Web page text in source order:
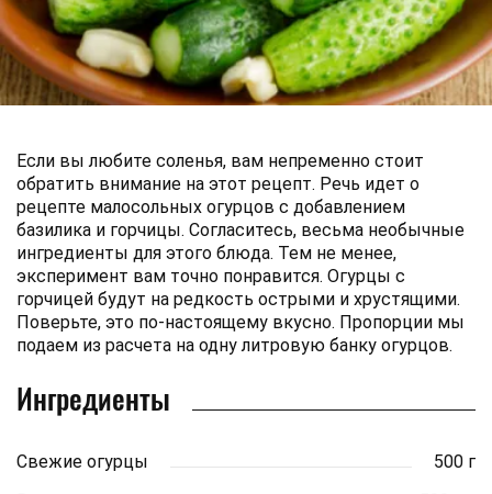
Если вы любите соленья, вам непременно стоит
обратить внимание на этот рецепт. Речь идет о
рецепте малосольных огурцов с добавлением
базилика и горчицы. Согласитесь, весьма необычные
ингредиенты для этого блюда. Тем не менее,
эксперимент вам точно понравится. Огурцы с
горчицей будут на редкость острыми и хрустящими.
Поверьте, это по-настоящему вкусно. Пропорции мы
подаем из расчета на одну литровую банку огурцов.
Ингредиенты
Свежие огурцы
500 г